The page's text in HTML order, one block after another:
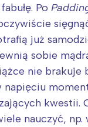
Po
już
sobie
nie brakuje
napięciu
kwestii.
nauczyć, np.